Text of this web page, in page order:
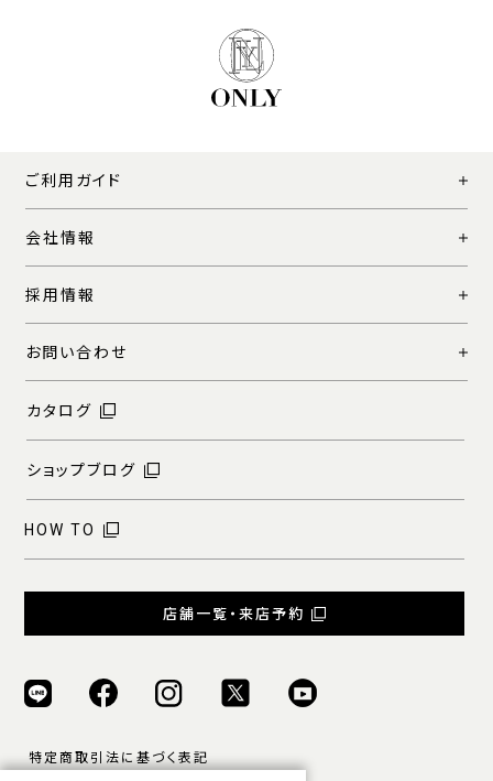
ご利用ガイド
会社情報
採用情報
お問い合わせ
カタログ
ショップブログ
HOW TO
店舗一覧・来店予約
特定商取引法に基づく表記